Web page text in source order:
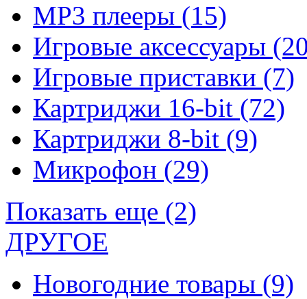
MP3 плееры (15)
Игровые аксессуары
Игровые приставки (7)
Картриджи 16-bit (72)
Картриджи 8-bit (9)
Микрофон (29)
Показать еще (2)
ДРУГОЕ
Новогодние товары (9)